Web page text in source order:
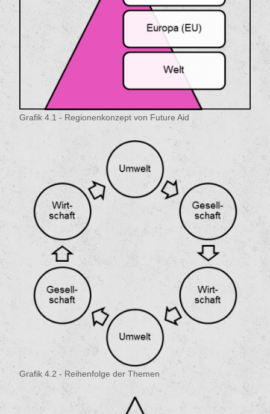
Grafik 4.1 - Regionenkonzept von Future Aid
Grafik 4.2 - Reihenfolge der Themen